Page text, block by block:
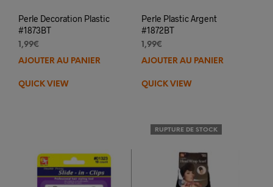
Perle Decoration Plastic
#1873BT
1,99€
AJOUTER AU PANIER
QUICK VIEW
Perle Plastic Argent
#1872BT
1,99€
AJOUTER AU PANIER
QUICK VIEW
RUPTURE DE STOCK